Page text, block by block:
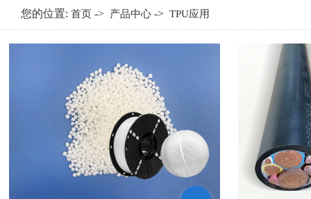
您的位置: 首页 -> 产品中心 -> TPU应用